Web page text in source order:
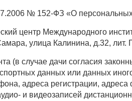
№ 152-ФЗ «О
центр Международного
улица Калинина, д.32, лит.
случае дачи согласия
данных или данных
адреса регистрации,
и видеозаписей